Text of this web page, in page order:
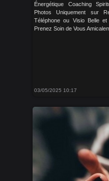
Énergétique Coaching
Photos Uniquement sur
Téléphone ou Visio Belle
Prenez Soin de Vous
03/05/2025 10:17